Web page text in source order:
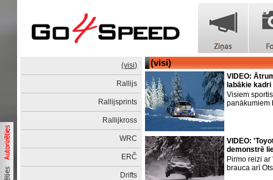
(visi)
Rallijs
Rallijsprints
Rallijkross
WRC
ERČ
Drifts
(visi)
VIDEO:
labākie
Visiem
panākumiem
VIDEO:
demonstrē
Pirmo reizi
brauca arī